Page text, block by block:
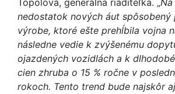
Topolová, generálna riaditeľka. „
nedostatok nových áut spôsobený
výrobe, ktoré ešte prehĺbila vojna
následne vedie k zvýšenému
ojazdených vozidlách a k
cien zhruba o 15 % ročne v
rokoch. Tento trend bude najskôr